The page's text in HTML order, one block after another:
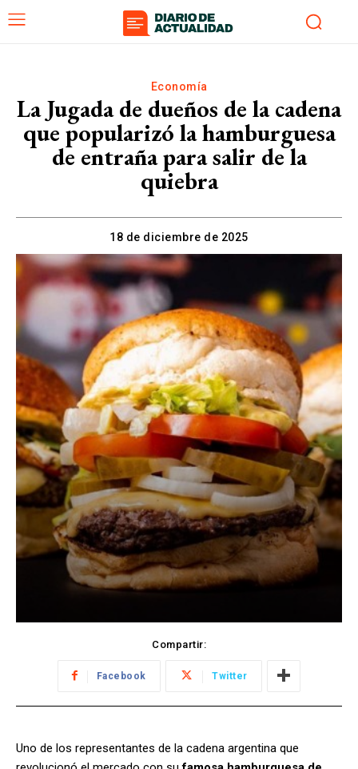
Economía
La Jugada de dueños de la cadena
que popularizó la hamburguesa
de entraña para salir de la
quiebra
18 de diciembre de 2025
Compartir:
Facebook Twitter
Uno de los representantes de la cadena argentina que